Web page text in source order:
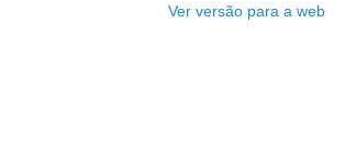
Ver versão para a web